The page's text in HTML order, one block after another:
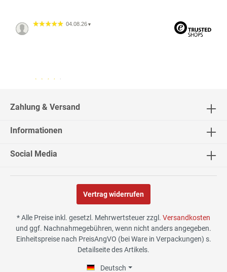
04.08.26 ▼
30.07.26▼
29.07.26
funktioniert, und Qualität
Zahlung & Versand
Informationen
Social Media
Vertrag widerrufen
* Alle Preise inkl. gesetzl. Mehrwertsteuer zzgl. Versandkosten
und ggf. Nachnahmegebühren, wenn nicht anders angegeben.
Einheitspreise nach PreisAngVO (bei Ware in Verpackungen) s.
Detailseite des Artikels.
Deutsch